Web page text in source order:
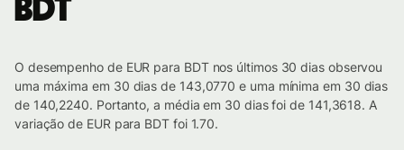
BDT
O desempenho de EUR para BDT nos últimos 30 dias observou
uma máxima em 30 dias de 143,0770 e uma mínima em 30 dias
de 140,2240. Portanto, a média em 30 dias foi de 141,3618. A
variação de EUR para BDT foi 1.70.